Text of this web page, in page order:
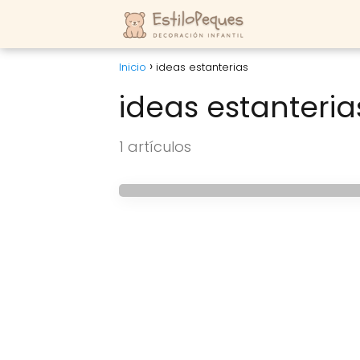
Inicio ideas estanterias
ideas
1 artículos
HABITACIONES INFANTILES